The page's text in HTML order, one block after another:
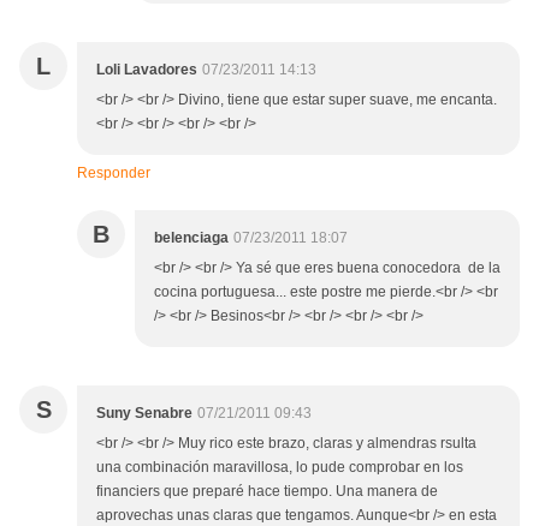
L Loli Lavadores 07/23/2011 14:13
<br /> <br /> Divino, tiene que estar super suave, me encanta.
<br /> <br /> <br /> <br />
Responder
B belenciaga 07/23/2011 18:07
<br /> <br /> Ya sé que eres buena conocedora de la
cocina portuguesa... este postre me pierde.<br /> <br
/> <br /> Besinos<br /> <br /> <br /> <br />
S Suny Senabre 07/21/2011 09:43
<br /> <br /> Muy rico este brazo, claras y almendras rsulta
una combinación maravillosa, lo pude comprobar en los
financiers que preparé hace tiempo. Una manera de
aprovechas unas claras que tengamos. Aunque<br /> en esta